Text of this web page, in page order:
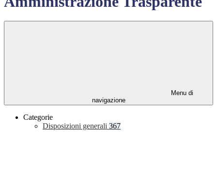
Menu di
navigazione
Categorie
Disposizioni generali 367